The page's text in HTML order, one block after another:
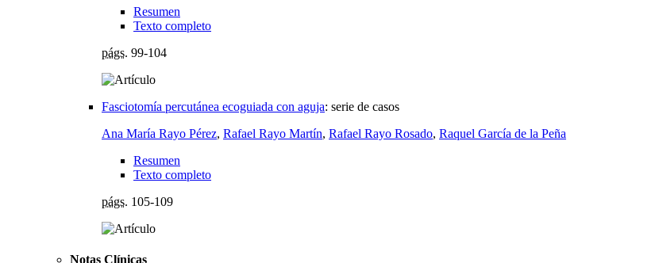
Resumen
Texto completo
págs. 99-104
Fasciotomía percutánea ecoguiada con aguja: serie de casos
Ana María Rayo Pérez, Rafael Rayo Martín, Rafael Rayo Rosado, Raquel García de la Peña
Resumen
Texto completo
págs. 105-109
Notas Clínicas